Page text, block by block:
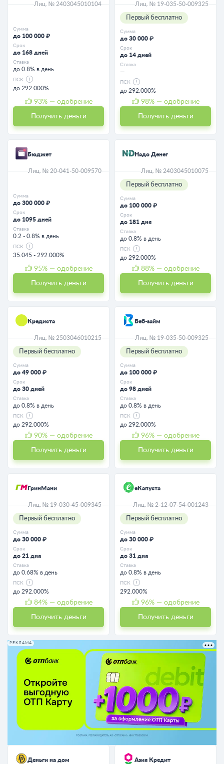
Лиц. № 2403045010104
Сумма
до 100 000 ₽
Срок
до 168 дней
Ставка
до 0.8% в день
ПСК
до 292.000%
93% — одобрение
Получить деньги
Лиц. № 19-035-50-009325
Первый бесплатно
Сумма
до 30 000 ₽
Срок
до 14 дней
Ставка
—
ПСК
до 292.000%
98% — одобрение
Получить деньги
Бюджет
Лиц. № 20-041-50-009570
Сумма
до 300 000 ₽
Срок
до 1095 дней
Ставка
0.2 - 0.8% в день
ПСК
35.045 - 292.000%
95% — одобрение
Получить деньги
Надо Денег
Лиц. № 2403045010075
Первый бесплатно
Сумма
до 100 000 ₽
Срок
до 181 дня
Ставка
до 0.8% в день
ПСК
до 292.000%
88% — одобрение
Получить деньги
Кредиста
Лиц. № 2503046010215
Первый бесплатно
Сумма
до 49 000 ₽
Срок
до 30 дней
Ставка
до 0.8% в день
ПСК
до 292.000%
90% — одобрение
Получить деньги
Веб-займ
Лиц. № 19-035-50-009325
Первый бесплатно
Сумма
до 100 000 ₽
Срок
до 98 дней
Ставка
до 0.8% в день
ПСК
до 292.000%
96% — одобрение
Получить деньги
ГринМани
Лиц. № 19-030-45-009345
Первый бесплатно
Сумма
до 30 000 ₽
Срок
до 21 дня
Ставка
до 0.68% в день
ПСК
до 292.000%
84% — одобрение
Получить деньги
еКапуста
Лиц. № 2-12-07-54-001243
Первый бесплатно
Сумма
до 30 000 ₽
Срок
до 31 дня
Ставка
до 0.8% в день
ПСК
292.000%
96% — одобрение
Получить деньги
РЕКЛАМА
Деньги на дом Азия Кредит